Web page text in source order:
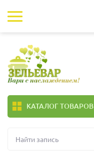
КАТАЛОГ ТОВАРОВ